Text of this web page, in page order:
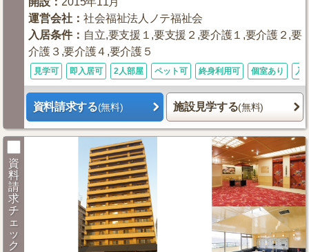
運営会社 ：社会福祉法人ノテ福祉会
入居条件： 自立,要支援１,要支援２,要介護１,要介護２,要
介護３,要介護４,要介護５
見学可 即入居可 2人部屋 ペット可 終身利用可 個室あり 入
資料請求する(無料) 施設見学する(無料)
資
料
請
求
チ
ェ
ッ
ク